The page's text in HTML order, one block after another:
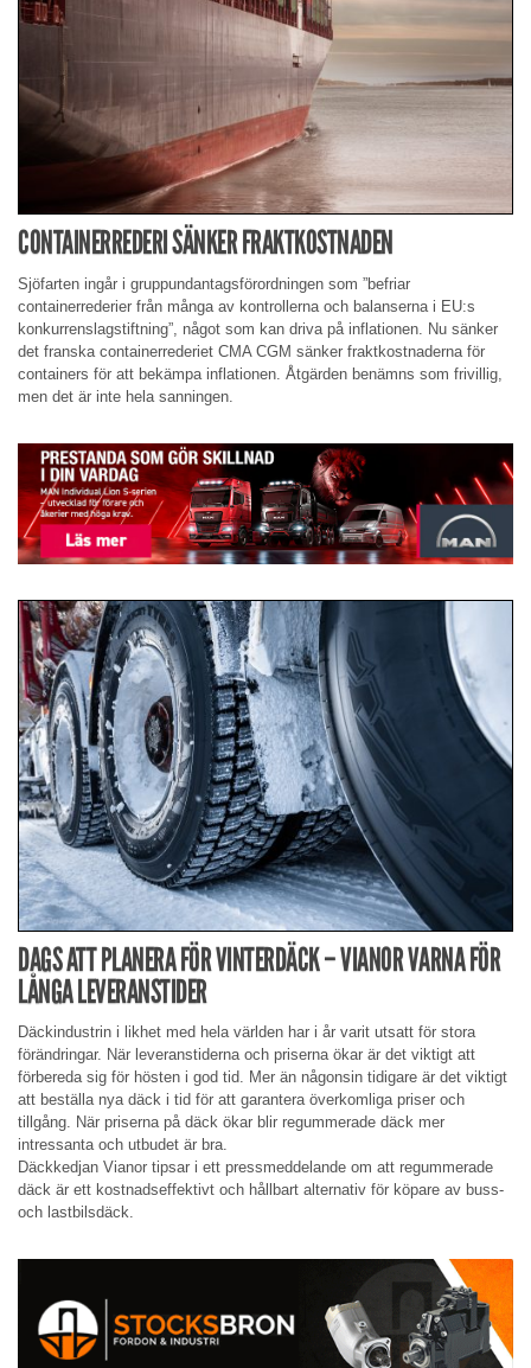
CONTAINERREDERI SÄNKER FRAKTKOSTNADEN
Sjöfarten ingår i gruppundantagsförordningen som ”befriar
containerrederier från många av kontrollerna och balanserna i EU:s
konkurrenslagstiftning”, något som kan driva på inflationen. Nu sänker
det franska containerrederiet CMA CGM sänker fraktkostnaderna för
containers för att bekämpa inflationen. Åtgärden benämns som frivillig,
men det är inte hela sanningen.
DAGS ATT PLANERA FÖR VINTERDÄCK – VIANOR VARNA FÖR
LÅNGA LEVERANSTIDER
Däckindustrin i likhet med hela världen har i år varit utsatt för stora
förändringar. När leveranstiderna och priserna ökar är det viktigt att
förbereda sig för hösten i god tid. Mer än någonsin tidigare är det viktigt
att beställa nya däck i tid för att garantera överkomliga priser och
tillgång. När priserna på däck ökar blir regummerade däck mer
intressanta och utbudet är bra.
Däckkedjan Vianor tipsar i ett pressmeddelande om att regummerade
däck är ett kostnadseffektivt och hållbart alternativ för köpare av buss-
och lastbilsdäck.